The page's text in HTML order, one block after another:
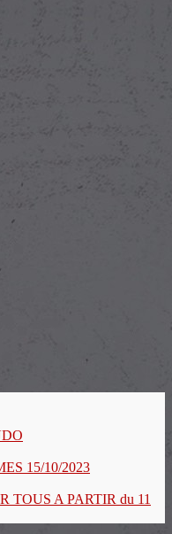
15/10/2023
TOUS A PARTIR du 11